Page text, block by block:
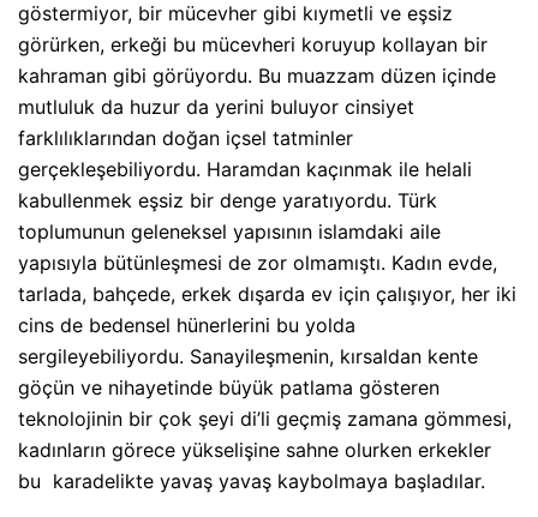
göstermiyor, bir mücevher gibi kıymetli ve eşsiz
görürken, erkeği bu mücevheri koruyup kollayan bir
kahraman gibi görüyordu. Bu muazzam düzen içinde
mutluluk da huzur da yerini buluyor cinsiyet
farklılıklarından doğan içsel tatminler
gerçekleşebiliyordu. Haramdan kaçınmak ile helali
kabullenmek eşsiz bir denge yaratıyordu. Türk
toplumunun geleneksel yapısının islamdaki aile
yapısıyla bütünleşmesi de zor olmamıştı. Kadın evde,
tarlada, bahçede, erkek dışarda ev için çalışıyor, her iki
cins de bedensel hünerlerini bu yolda
sergileyebiliyordu. Sanayileşmenin, kırsaldan kente
göçün ve nihayetinde büyük patlama gösteren
teknolojinin bir çok şeyi di’li geçmiş zamana gömmesi,
kadınların görece yükselişine sahne olurken erkekler
bu karadelikte yavaş yavaş kaybolmaya başladılar.